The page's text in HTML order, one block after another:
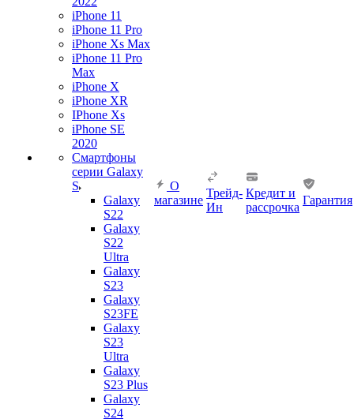
iPhone 11
iPhone 11 Pro
iPhone Xs Max
iPhone 11 Pro
Max
iPhone X
iPhone XR
IPhone Xs
iPhone SE
2020
Смартфоны
серии Galaxy
S
Galaxy
S22
Galaxy
S22
Ultra
Galaxy
S23
Galaxy
S23FE
Galaxy
S23
Ultra
Galaxy
S23 Plus
Galaxy
S24
О
магазине
Трейд-
Ин
Кредит и
рассрочка
Гарантия